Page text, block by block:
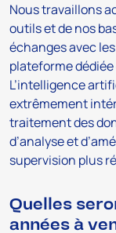
Nous travaillons
outils et de nos
échanges avec
plateforme
L’intelligence
extrêmement
traitement des
d’analyse et
supervision plus
Quelles
années à